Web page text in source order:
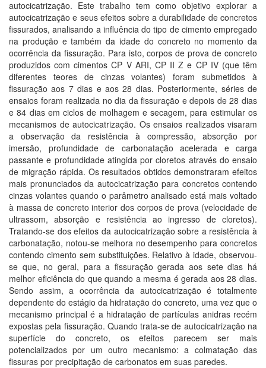
autocicatrização. Este trabalho tem como objetivo explorar a
autocicatrização e seus efeitos sobre a durabilidade de concretos
fissurados, analisando a influência do tipo de cimento empregado
na produção e também da idade do concreto no momento da
ocorrência da fissuração. Para isto, corpos de prova de concreto
produzidos com cimentos CP V ARI, CP II Z e CP IV (que têm
diferentes teores de cinzas volantes) foram submetidos à
fissuração aos 7 dias e aos 28 dias. Posteriormente, séries de
ensaios foram realizada no dia da fissuração e depois de 28 dias
e 84 dias em ciclos de molhagem e secagem, para estimular os
mecanismos de autocicatrização. Os ensaios realizados visaram
a observação da resistência à compressão, absorção por
imersão, profundidade de carbonatação acelerada e carga
passante e profundidade atingida por cloretos através do ensaio
de migração rápida. Os resultados obtidos demonstraram efeitos
mais pronunciados da autocicatrização para concretos contendo
cinzas volantes quando o parâmetro analisado está mais voltado
à massa de concreto interior dos corpos de prova (velocidade de
ultrassom, absorção e resistência ao ingresso de cloretos).
Tratando-se dos efeitos da autocicatrização sobre a resistência à
carbonatação, notou-se melhora no desempenho para concretos
contendo cimento sem substituições. Relativo à idade, observou-
se que, no geral, para a fissuração gerada aos sete dias há
melhor eficiência do que quando a mesma é gerada aos 28 dias.
Sendo assim, a ocorrência da autocicatrização é totalmente
dependente do estágio da hidratação do concreto, uma vez que o
mecanismo principal é a hidratação de partículas anidras recém
expostas pela fissuração. Quando trata-se de autocicatrização na
superfície do concreto, os efeitos parecem ser mais
potencializados por um outro mecanismo: a colmatação das
fissuras por precipitação de carbonatos em suas paredes.